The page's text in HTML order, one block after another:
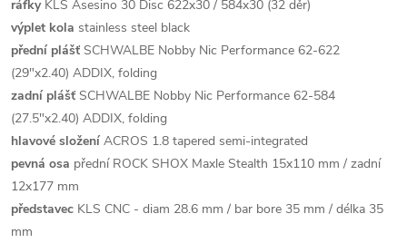
ráfkyKLS Asesino 30 Disc 622x30 / 584x30 (32 děr)
výplet kola stainless steel black
přední plášť SCHWALBE Nobby Nic Performance 62-622
(29"x2.40) ADDIX, folding
zadní plášť SCHWALBE Nobby Nic Performance 62-584
(27.5"x2.40) ADDIX, folding
hlavové složení ACROS 1.8 tapered semi-integrated
pevná osa přední ROCK SHOX Maxle Stealth 15x110 mm / zadní
12x177 mm
představec KLS CNC - diam 28.6 mm / bar bore 35 mm / délka 35
mm